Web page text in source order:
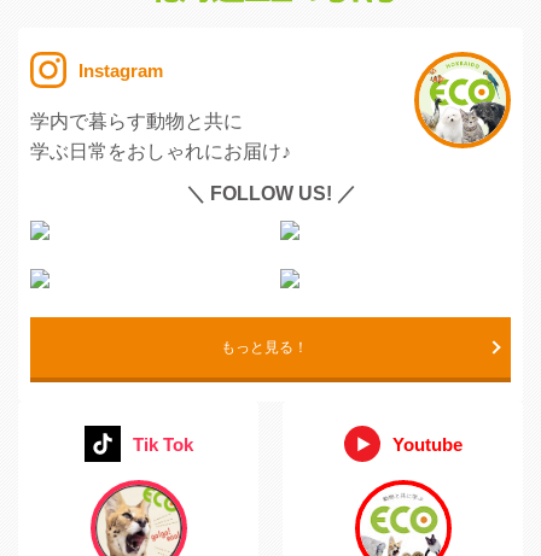
Instagram
学内で暮らす動物と共に
学ぶ日常をおしゃれにお届け♪
＼ FOLLOW US! ／
もっと見る！
Tik Tok Youtube